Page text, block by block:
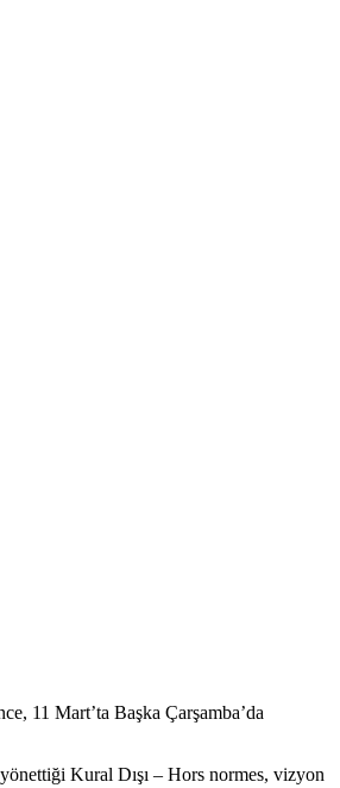
11 Mart’ta Başka Çarşamba’da
Kural Dışı – Hors normes, vizyon